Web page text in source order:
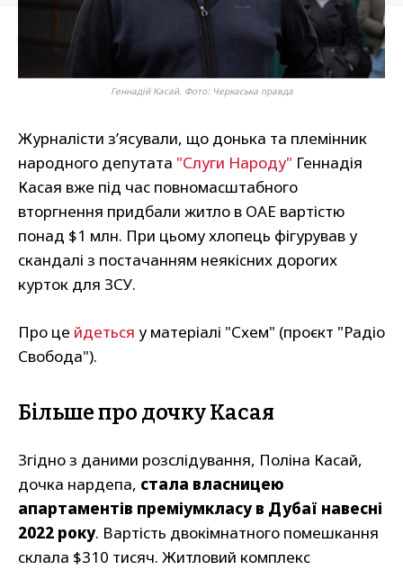
Геннадій Касай. Фото: Черкаська правда
Журналісти з’ясували, що донька та племінник
народного депутата "Слуги Народу" Геннадія
Касая вже під час повномасштабного
вторгнення придбали житло в ОАЕ вартістю
понад $1 млн. При цьому хлопець фігурував у
скандалі з постачанням неякісних дорогих
курток для ЗСУ.
Про це йдеться у матеріалі "Схем" (проєкт "Радіо
Свобода").
Більше про дочку Касая
Згідно з даними розслідування, Поліна Касай,
дочка нардепа, стала власницею
апартаментів преміумкласу в Дубаї навесні
2022 року. Вартість двокімнатного помешкання
склала $310 тисяч. Житловий комплекс